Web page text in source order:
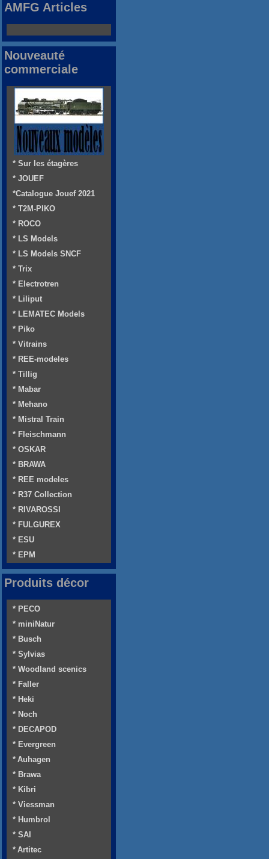
AMFG Articles
Nouveauté
commerciale
* Sur les étagères
* JOUEF
*Catalogue Jouef 2021
* T2M-PIKO
* ROCO
* LS Models
* LS Models SNCF
* Trix
* Electrotren
* Liliput
* LEMATEC Models
* Piko
* Vitrains
* REE-modeles
* Tillig
* Mabar
* Mehano
* Mistral Train
* Fleischmann
* OSKAR
* BRAWA
* REE modeles
* R37 Collection
* RIVAROSSI
* FULGUREX
* ESU
* EPM
Produits décor
* PECO
* miniNatur
* Busch
* Sylvias
* Woodland scenics
* Faller
* Heki
* Noch
* DECAPOD
* Evergreen
* Auhagen
* Brawa
* Kibri
* Viessman
* Humbrol
* SAI
* Artitec